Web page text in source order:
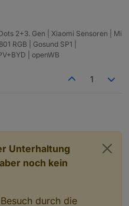
2+3. Gen | Xiaomi Sensoren | Mi
RGB | Gosund SP1 |
| openWB
1
Unterhaltung
noch kein
durch die